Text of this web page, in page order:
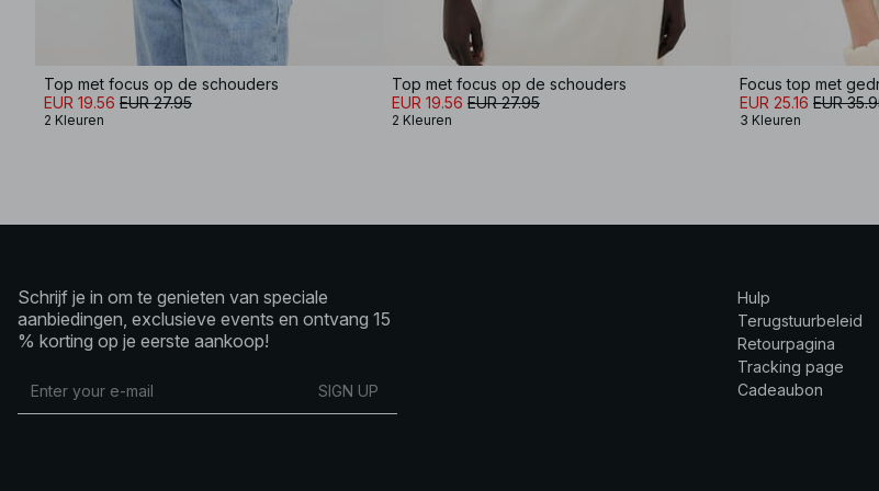
Top met focus op de schouders
EUR 19.56 EUR 27.95
2 Kleuren
Top met focus op de schouders
EUR 19.56 EUR 27.95
2 Kleuren
Focus top met
EUR 25.16 EUR
3 Kleuren
Schrijf je in om te genieten van speciale
aanbiedingen, exclusieve events en ontvang 15
% korting op je eerste aankoop!
SIGN UP
Hulp
Terugstuurbeleid
Retourpagina
Tracking page
Cadeaubon